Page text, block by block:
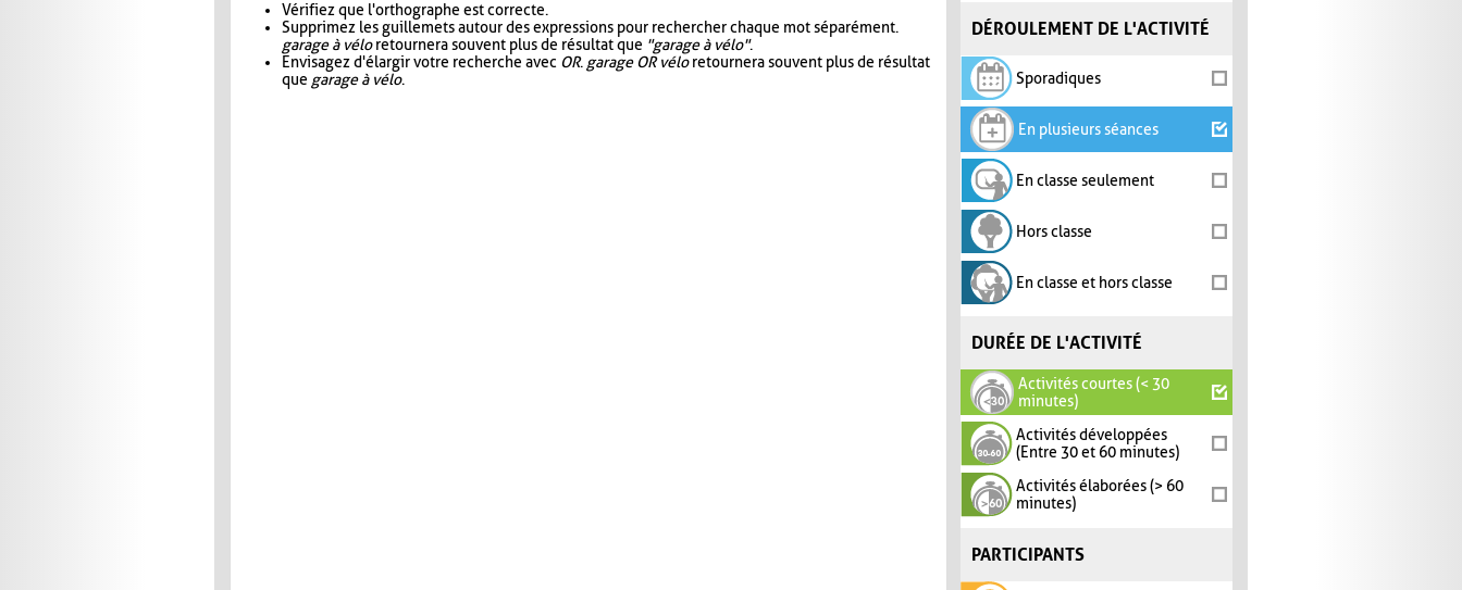
DÉROULEMENT DE L'ACTIVITÉ
Sporadiques
En plusieurs séances
En classe seulement
Hors classe
En classe et hors classe
DURÉE DE L'ACTIVITÉ
Activités courtes (< 30
minutes)
Activités développées
(Entre 30 et 60 minutes)
Activités élaborées (> 60
minutes)
PARTICIPANTS
Vérifiez que l'orthographe est correcte.
Supprimez les guillemets autour des expressions pour rechercher chaque mot séparément.
garage à véloretournera souvent plus de résultat que "garage à vélo".
Envisagez d'élargir votre recherche avec OR. garage OR véloretournera souvent plus de résultat
que garage à vélo.